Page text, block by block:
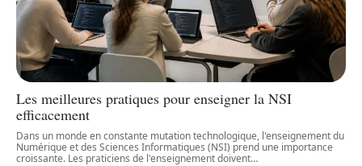
Les meilleures pratiques pour enseigner la NSI
efficacement
Dans un monde en constante mutation technologique, l'enseignement du
Numérique et des Sciences Informatiques (NSI) prend une importance
croissante. Les praticiens de l'enseignement doivent…